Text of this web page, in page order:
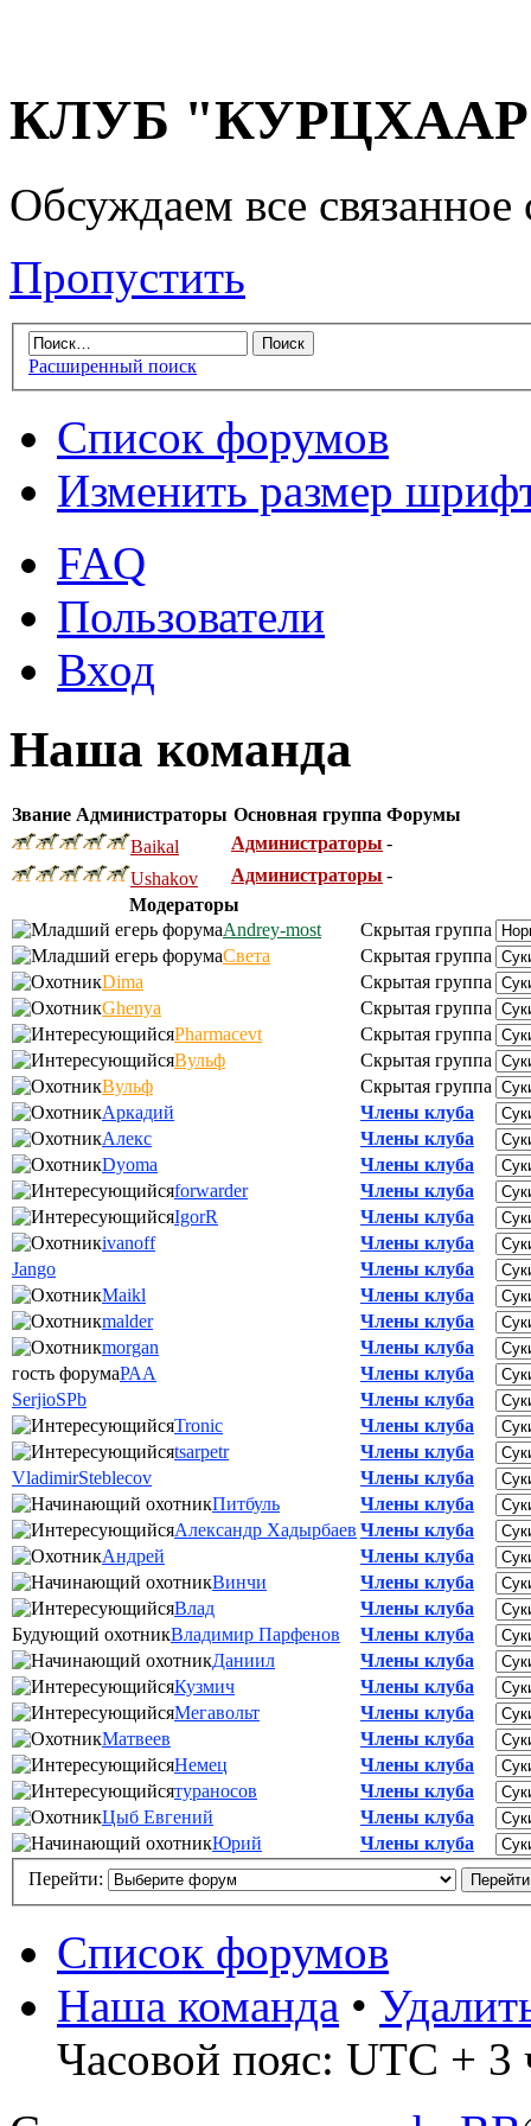
КЛУБ "КУРЦХААР"
Обсуждаем все
Пропустить
Расширенный поиск
Список форумов
Изменить размер
FAQ
Пользователи
Вход
Наша команда
Звание Администраторы Основная группа Форумы
Baikal
Администраторы -
Ushakov
Администраторы -
Модераторы
Andrey-most
Скрытая группа
Света
Скрытая группа
Dima
Скрытая группа
Ghenya
Скрытая группа
Pharmacevt
Скрытая группа
Вульф
Скрытая группа
Вульф
Скрытая группа
Аркадий
Члены клуба
Алекс
Члены клуба
Dyoma
Члены клуба
forwarder
Члены клуба
IgorR
Члены клуба
ivanoff
Члены клуба
Jango
Члены клуба
Maikl
Члены клуба
malder
Члены клуба
morgan
Члены клуба
гость форумаРАА
Члены клуба
SerjioSPb
Члены клуба
Tronic
Члены клуба
tsarpetr
Члены клуба
VladimirSteblecov
Члены клуба
Питбуль
Члены клуба
Александр Хадырбаев Члены клуба
Андрей
Члены клуба
Винчи
Члены клуба
Влад
Члены клуба
Будующий охотникВладимир Парфенов
Члены клуба
Даниил
Члены клуба
Кузмич
Члены клуба
Мегавольт
Члены клуба
Матвеев
Члены клуба
Немец
Члены клуба
тураносов
Члены клуба
Цыб Евгений
Члены клуба
Юрий
Члены клуба
Перейти:
Список форумов
Наша команда •
Часовой пояс: UTC + 3